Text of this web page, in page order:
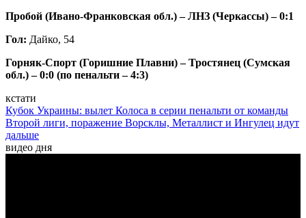
Пробой (Ивано-Франковская обл.) – ЛНЗ (Черкассы) – 0:1
Гол: Дайко, 54
Горняк-Спорт (Горишние Плавни) – Тростянец (Сумская
обл.) – 0:0 (по пенальти – 4:3)
кстати
Кубок Украины: вылет Колоса в серии пенальти от команды
Второй лиги, поражение Ворсклы, Металлист и Ингулец идут
дальше
видео дня